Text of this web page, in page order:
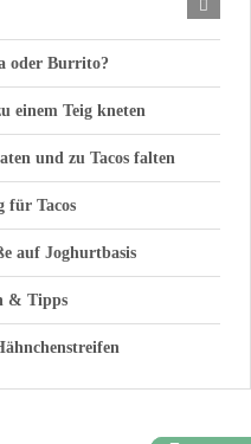
oder Burrito?
einem Teig kneten
und zu Tacos falten
für Tacos
auf Joghurtbasis
& Tipps